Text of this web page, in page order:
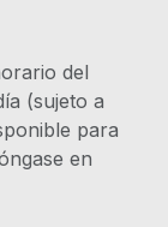
del
(sujeto a
para
en